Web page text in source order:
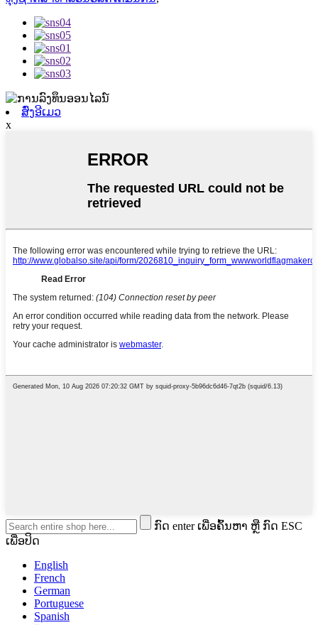
ສົ່ງອີເມວ
x
ກົດ enter ເພື່ອຄົ້ນຫາ ຫຼື ກົດ ESC
ເພື່ອປິດ
English
French
German
Portuguese
Spanish